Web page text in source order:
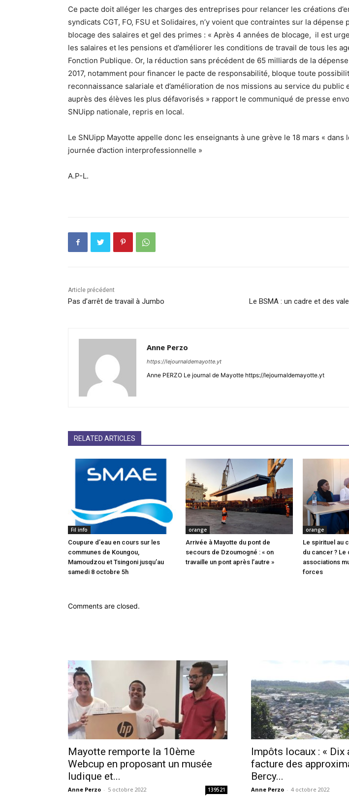
Ce pacte doit alléger les charges des entreprises pour relancer les créations
syndicats CGT, FO, FSU et Solidaires, n’y voient que contraintes sur la dépense
blocage des salaires et gel des primes : « Après 4 années de blocage, il est
les salaires et les pensions et d’améliorer les conditions de travail de tous les
Fonction Publique. Or, la réduction sans précédent de 65 milliards de la
2017, notamment pour financer le pacte de responsabilité, bloque toute
reconnaissance salariale et d’amélioration de nos missions au service du public
auprès des élèves les plus défavorisés » rapport le communiqué de presse
SNUipp nationale, repris en local.
Le SNUipp Mayotte appelle donc les enseignants à une grève le 18 mars « dans
journée d’action interprofessionnelle »
A.P-L.
Article précédent
Pas d’arrêt de travail à Jumbo Le BSMA : un cadre et des
Anne Perzo
https://lejournaldemayotte.yt
Anne PERZO Le journal de Mayotte https://lejournaldemayotte.yt
RELATED ARTICLES
Fil info
Coupure d’eau en cours sur les
communes de Koungou,
Mamoudzou et Tsingoni jusqu’au
samedi 8 octobre 5h
orange
Arrivée à Mayotte du pont de
secours de Dzoumogné : « on
travaille un pont après l’autre »
orange
Le spirituel au
du cancer ?
associations
forces
Comments are closed.
Mayotte remporte la 10ème
Webcup en proposant un musée
ludique et...
Anne Perzo - 5 octobre 2022 139521
Impôts locaux : « Dix
facture des
Bercy...
Anne Perzo - 4 octobre 2022